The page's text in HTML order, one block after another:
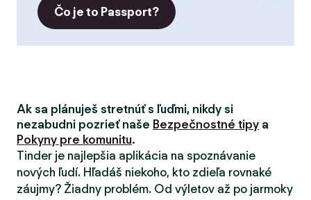
Čo je to Passport?
Ak sa plánuješ stretnúť s ľuďmi, nikdy si
nezabudni pozrieť naše Bezpečnostné tipy a
Pokyny pre komunitu.
Tinder je najlepšia aplikácia na spoznávanie
nových ľudí. Hľadáš niekoho, kto zdieľa rovnaké
záujmy? Žiadny problém. Od výletov až po jarmoky